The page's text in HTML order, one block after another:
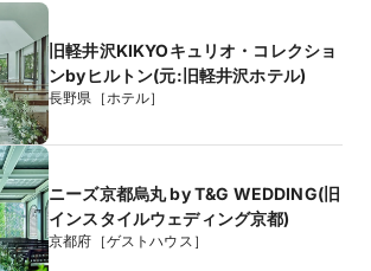
旧軽井沢KIKYOキュリオ・コレクショ
ンbyヒルトン(元:旧軽井沢ホテル)
長野県［ホテル］
ニーズ京都烏丸 by T&G WEDDING(旧
インスタイルウェディング京都)
京都府［ゲストハウス］